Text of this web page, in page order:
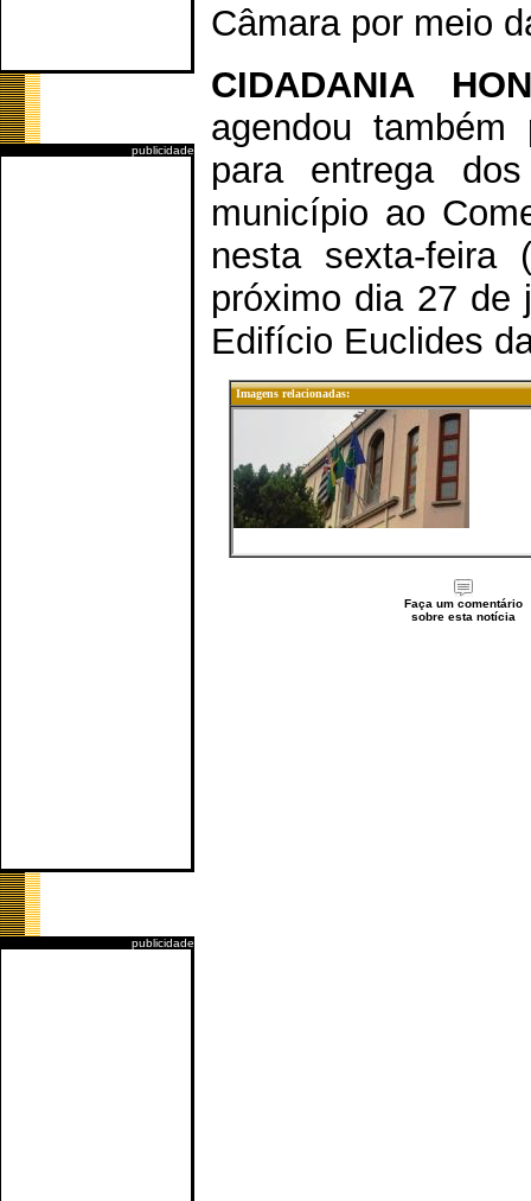
publicidade
publicidade
Câmara por meio
CIDADANIA
agendou
para entrega
município ao
nesta sexta-
próximo dia 27 de
Edifício Euclides
Imagens relacionadas:
Faça um comentário
sobre esta notícia